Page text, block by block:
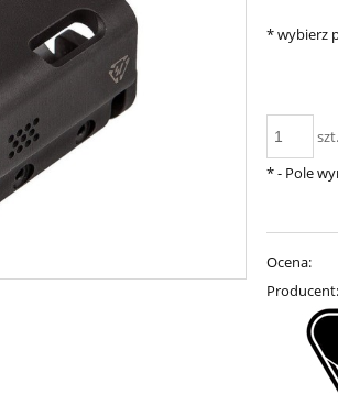
*wybierz
szt.
*- Pole
Ocena:
Producent: